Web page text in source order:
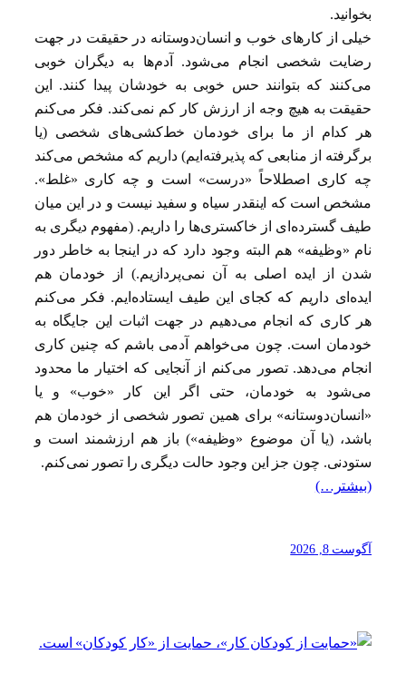
بخوانید.
خیلی از کارهای خوب و انسان‌دوستانه در حقیقت در جهت
رضایت شخصی انجام می‌شود. آدم‌ها به دیگران خوبی
می‌کنند که بتوانند حس خوبی به خودشان پیدا کنند. این
حقیقت به هیچ وجه از ارزش کار کم نمی‌کند. فکر می‌کنم
هر کدام از ما برای خودمان خط‌کشی‌های شخصی (یا
برگرفته از منابعی که پذیرفته‌ایم) داریم که مشخص می‌کند
چه کاری اصطلاحاً «درست» است و چه کاری «غلط».
مشخص است که اینقدر سیاه و سفید نیست و در این میان
طیف گسترده‌ای از خاکستری‌ها را داریم. (مفهوم دیگری به
نام «وظیفه» هم البته وجود دارد که در اینجا به خاطر دور
شدن از ایده اصلی به آن نمی‌پردازیم.) از خودمان هم
ایده‌ای داریم که کجای این طیف ایستاده‌ایم. فکر می‌کنم
هر کاری که انجام می‌دهیم در جهت اثبات این جایگاه به
خودمان است. چون می‌خواهم آدمی باشم که چنین کاری
انجام می‌دهد. تصور می‌کنم از آنجایی که اختیار ما محدود
می‌شود به خودمان، حتی اگر این کار «خوب» و یا
«انسان‌دوستانه» برای همین تصور شخصی از خودمان هم
باشد، (یا آن موضوع «وظیفه») باز هم ارزشمند است و
ستودنی. چون جز این وجود حالت دیگری را تصور نمی‌کنم.
(بیشتر…)
آگوست 8, 2026